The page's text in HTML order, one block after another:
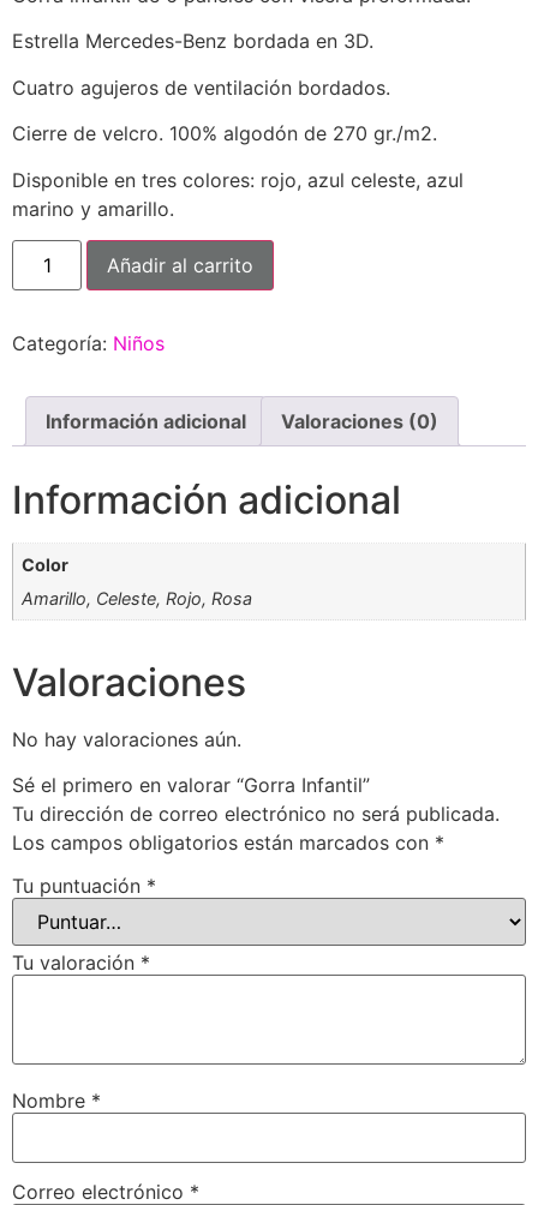
Estrella Mercedes-Benz bordada en 3D.
Cuatro agujeros de ventilación bordados.
Cierre de velcro. 100% algodón de 270 gr./m2.
Disponible en tres colores: rojo, azul celeste, azul
marino y amarillo.
Gorra
Infantil
cantidad
Añadir al carrito
Categoría: Niños
Información adicional Valoraciones (0)
Información adicional
Color
Amarillo, Celeste, Rojo, Rosa
Valoraciones
No hay valoraciones aún.
Sé el primero en valorar “Gorra Infantil”
Tu dirección de correo electrónico no será publicada.
Los campos obligatorios están marcados con *
Tu puntuación *
Tu valoración *
Nombre *
Correo electrónico *